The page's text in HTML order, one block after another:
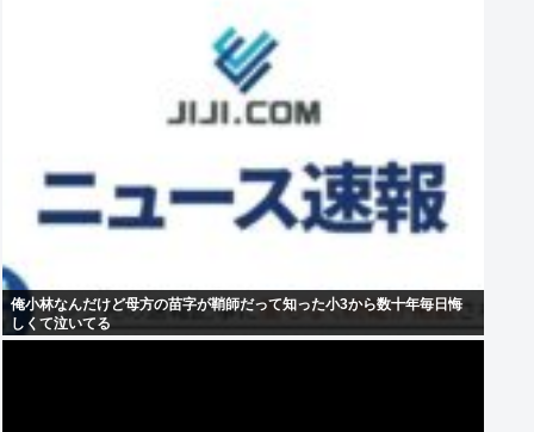
俺小林なんだけど母方の苗字が鞘師だって知った小3から数十年毎日悔
しくて泣いてる